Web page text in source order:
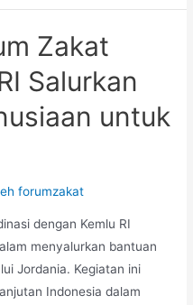
Zakat
Salurkan
untuk
forumzakat
dengan Kemlu RI
menyalurkan bantuan
Jordania. Kegiatan ini
Indonesia dalam